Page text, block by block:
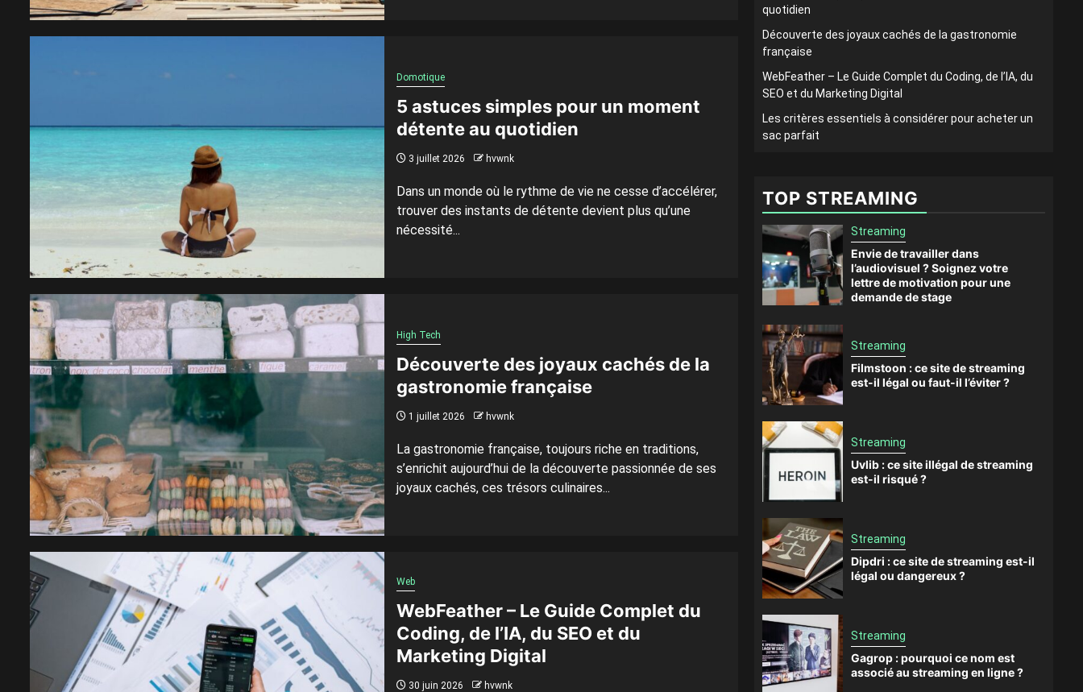
Domotique
5 astuces simples pour un moment
détente au quotidien
3 juillet 2026 hvwnk
Dans un monde où le rythme de vie ne cesse d’accélérer,
trouver des instants de détente devient plus qu’une
nécessité...
High Tech
Découverte des joyaux cachés de la
gastronomie française
1 juillet 2026 hvwnk
La gastronomie française, toujours riche en traditions,
s’enrichit aujourd’hui de la découverte passionnée de ses
joyaux cachés, ces trésors culinaires...
Web
WebFeather – Le Guide Complet du
Coding, de l’IA, du SEO et du
Marketing Digital
30 juin 2026 hvwnk
quotidien
Découverte des joyaux cachés de la gastronomie
française
WebFeather – Le Guide Complet du Coding, de l’IA, du
SEO et du Marketing Digital
Les critères essentiels à considérer pour acheter un
sac parfait
TOP STREAMING
Streaming
Envie de travailler dans
l’audiovisuel ? Soignez votre
lettre de motivation pour une
demande de stage
Streaming
Filmstoon : ce site de streaming
est-il légal ou faut-il l’éviter ?
Streaming
Uvlib : ce site illégal de streaming
est-il risqué ?
Streaming
Dipdri : ce site de streaming est-il
légal ou dangereux ?
Streaming
Gagrop : pourquoi ce nom est
associé au streaming en ligne ?